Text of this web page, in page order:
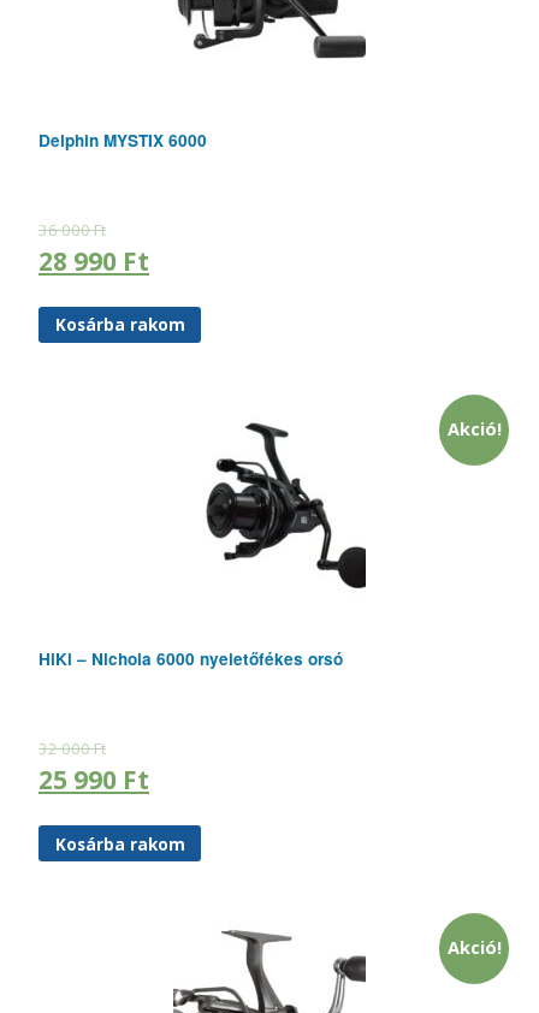
Delphin MYSTIX 6000
36 000Ft
28 990 Ft
Kosárba rakom
Akció!
HiKi – Nichola 6000 nyeletőfékes orsó
32 000Ft
25 990 Ft
Kosárba rakom
Akció!